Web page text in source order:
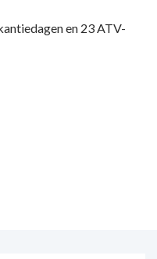
en 23 ATV-